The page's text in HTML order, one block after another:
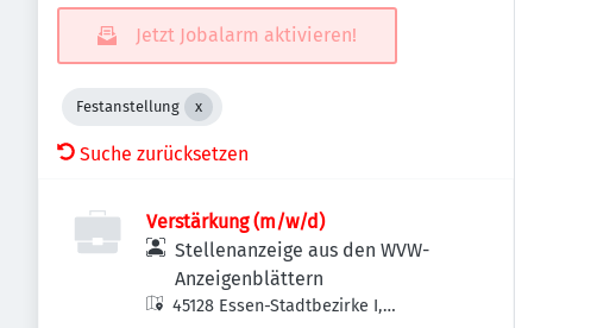
Jetzt Jobalarm aktivieren!
Festanstellung
Suche zurücksetzen
Verstärkung (m/w/d)
Stellenanzeige aus den WVW-
Anzeigenblättern
45128 Essen-Stadtbezirke I,